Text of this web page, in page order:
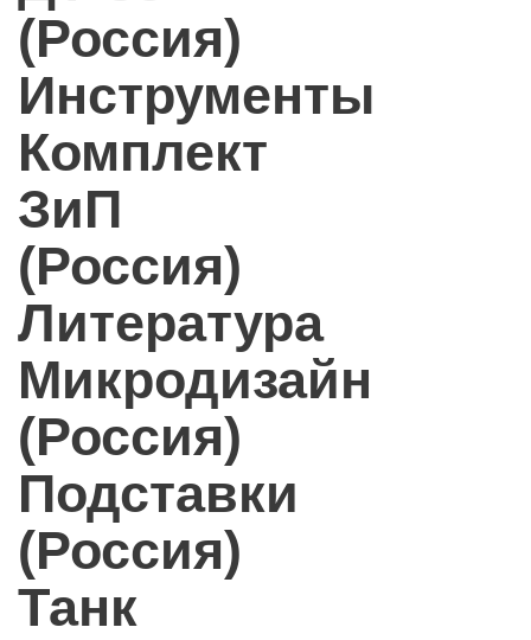
(Россия)
Инструменты
Комплект
ЗиП
(Россия)
Литература
Микродизайн
(Россия)
Подставки
(Россия)
Танк